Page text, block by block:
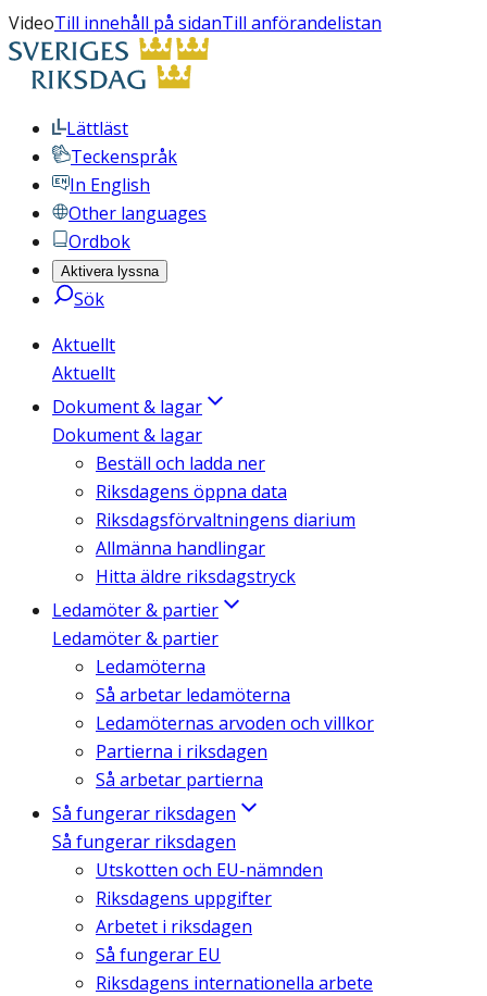
VideoTill innehåll på sidanTill anförandelistan
Lättläst
Teckenspråk
In English
Other languages
Ordbok
Aktivera lyssna
Sök
Aktuellt
Aktuellt
Dokument & lagar
Dokument & lagar
Beställ och ladda ner
Riksdagens öppna data
Riksdagsförvaltningens diarium
Allmänna handlingar
Hitta äldre riksdagstryck
Ledamöter & partier
Ledamöter & partier
Ledamöterna
Så arbetar ledamöterna
Ledamöternas arvoden och villkor
Partierna i riksdagen
Så arbetar partierna
Så fungerar riksdagen
Så fungerar riksdagen
Utskotten och EU-nämnden
Riksdagens uppgifter
Arbetet i riksdagen
Så fungerar EU
Riksdagens internationella arbete